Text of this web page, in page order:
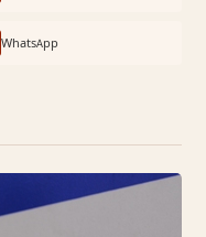
WhatsApp